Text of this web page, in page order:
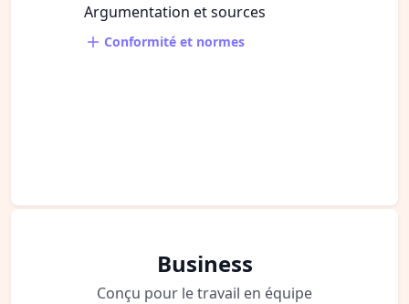
Argumentation et sources
Conformité et normes
Business
Conçu pour le travail en équipe